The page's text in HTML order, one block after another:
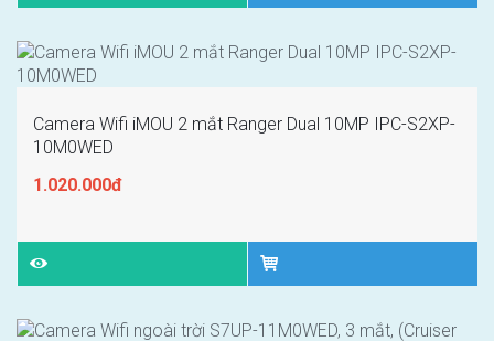
Camera Wifi iMOU 2 mắt Ranger Dual 10MP IPC-S2XP-
10M0WED
1.020.000đ